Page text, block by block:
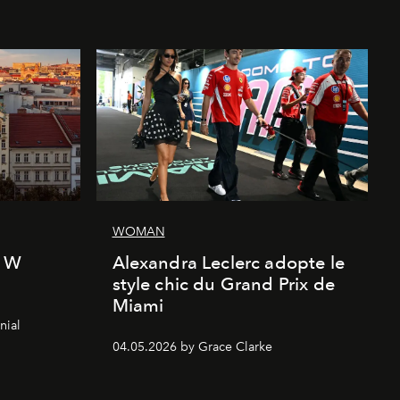
WOMAN
Alexandra Leclerc adopte le
style chic du Grand Prix de
Miami
04.05.2026 by Grace Clarke